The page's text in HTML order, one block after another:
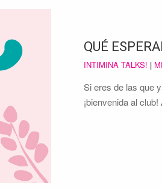
QUÉ
INTIMINA TALKS! |
Si eres de las que
¡bienvenida al